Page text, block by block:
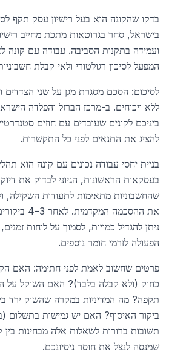
בדקו שהקונה הוא בעל רישיון עסק תקף
בישראל, סחר בגרוטאות מתכת מחייב
ועמידה בתקנות הסביבה. עבודה עם
המפעל לסיכון רגולטורי ולאי קבלת
לסיכום: הסכם מסגרת מגן על שני
ללא ויכוחים. ב-מרכז הברזל והפלדה
ביניכם לקונים שעובדים עם חוזים
להציג את התנאים לפני כל התקשרות.
בניית יחסי עבודה נכונים עם קונה הוא
בעסקאות הראשונות, הגיוני לבדוק את
שהחשבוניות מתאימות לתעודות השקילה,
את ההסכמה
ניתן להגדיל כמויות, לסמוך על לוחות
הפעולה לזרמי חומר נוספים.
פרטים שחשוב לאמת לפני חתימה: האם
כחוק (ולא קבלה בלבד)? האם השוקל על
תקפה? מה המדיניות במקרה שהשוק ירד
ביקור האיסוף? האם יש גמישות בתשלום
תשובות ברורות לשאלות אלה מבחינות בין
שמנסה לנצל את חוסר ניסיונכם.